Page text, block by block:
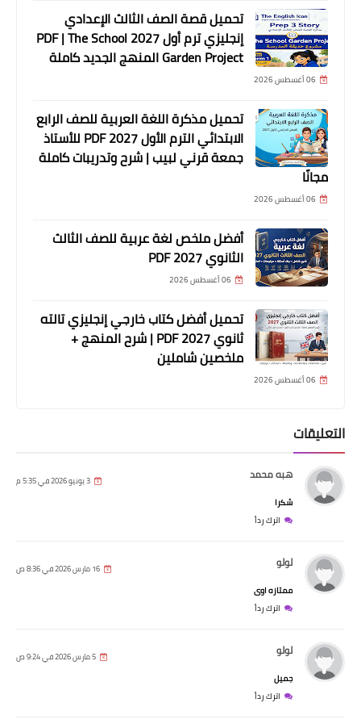
تحميل قصة الصف الثالث الإعدادي
إنجليزي ترم أول 2027 PDF | The School
Garden Project المنهج الجديد كاملة
06 أغسطس 2026
تحميل مذكرة اللغة العربية للصف الرابع
الابتدائي الترم الأول 2027 PDF للأستاذ
جمعة قرني لبيب | شرح وتدريبات كاملة
مجانًا
06 أغسطس 2026
أفضل ملخص لغة عربية للصف الثالث
الثانوي 2027 PDF
06 أغسطس 2026
تحميل أفضل كتاب خارجي إنجليزي تالته
ثانوي 2027 PDF | شرح المنهج +
ملخصين شاملين
06 أغسطس 2026
التعليقات
هبه محمد 3 يونيو 2026 في 5:35 م
شكرا
اترك رداً
لولو 16 مارس 2026 في 8:36 ص
ممتازه اوى
اترك رداً
لولو 5 مارس 2026 في 9:24 ص
جميل
اترك رداً